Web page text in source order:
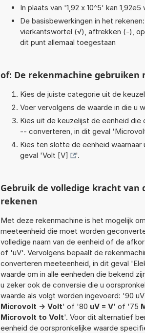
In plaats van '1,92 x 10^5' kan
De basisbewerkingen in het
vierkantswortel (√), aftrekken (-),
dit punt allemaal toegestaan
of: De rekenmachine gebruiken
Kies de juiste categorie uit de
Voer vervolgens de waarde in die u
Kies uit de keuzelijst de eenheid
-- converteren, in dit geval '
Kies ten slotte de eenheid
geval 'Volt [V] '.
Gebruik de volledige kracht van
rekenen
Met deze rekenmachine is het mogelijk
meeteenheid die moet worden
volledige naam van de eenheid of de
of 'uV'. Vervolgens bepaalt de
converteren meeteenheid, in dit geval
waarde om in alle eenheden die bekend
u zeker ook de conversie die u
waarde als volgt worden ingevoerd: '90
Microvolt -> Volt' of '80 uV = V' of '75
Microvolt to Volt'. Voor dit alternatief
eenheid de oorspronkelijke waarde